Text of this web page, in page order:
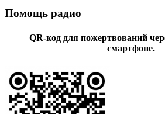
Помощь радио
QR-код для пожертвований
смартфоне.